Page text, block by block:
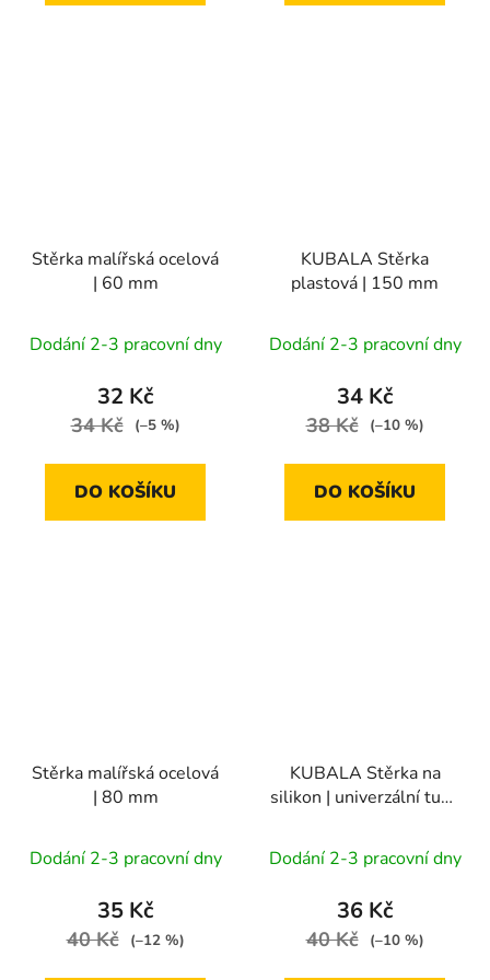
Stěrka malířská ocelová
| 60 mm
Dodání 2-3 pracovní dny
32 Kč
34 Kč (–5 %)
DO KOŠÍKU
KUBALA Stěrka
plastová | 150 mm
Dodání 2-3 pracovní dny
34 Kč
38 Kč (–10 %)
DO KOŠÍKU
Stěrka malířská ocelová
| 80 mm
Dodání 2-3 pracovní dny
35 Kč
40 Kč (–12 %)
KUBALA Stěrka na
silikon | univerzální tuhá
Dodání 2-3 pracovní dny
36 Kč
40 Kč (–10 %)